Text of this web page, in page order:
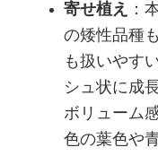
寄せ植え
：
の矮性品種
も扱いやす
シュ状に成
ボリューム
色の葉色や